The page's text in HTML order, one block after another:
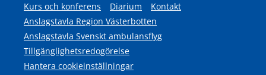
Kurs och konferens
Diarium
Kontakt
Anslagstavla Region Västerbotten
Anslagstavla Svenskt ambulansflyg
Tillgänglighetsredogörelse
Hantera cookieinställningar